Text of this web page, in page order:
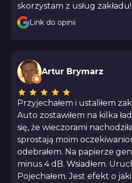
skorzystam z usług zakładu!
Link do opinii
Artur Brymarz
Przyjechałem i ustaliłem
Auto zostawiłem na kilka
się, że wieczorami
sprostają moim
odebrałem. Na papierze
minus 4 dB. Wsiadłem.
Pojechałem. Jest efekt o jaki